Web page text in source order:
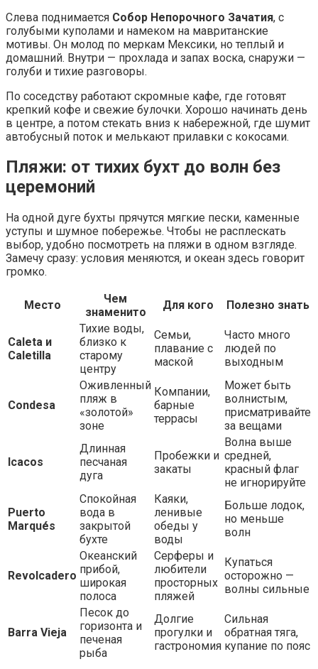
Слева поднимается Собор Непорочного Зачатия, с
голубыми куполами и намеком на мавританские
мотивы. Он молод по меркам Мексики, но теплый и
домашний. Внутри — прохлада и запах воска, снаружи —
голуби и тихие разговоры.
По соседству работают скромные кафе, где готовят
крепкий кофе и свежие булочки. Хорошо начинать день
в центре, а потом стекать вниз к набережной, где шумит
автобусный поток и мелькают прилавки с кокосами.
Пляжи: от тихих бухт до волн без
церемоний
На одной дуге бухты прячутся мягкие пески, каменные
уступы и шумное побережье. Чтобы не расплескать
выбор, удобно посмотреть на пляжи в одном взгляде.
Замечу сразу: условия меняются, и океан здесь говорит
громко.
Место
Чем
знаменито
Для кого Полезно знать
Caleta и
Caletilla
Тихие воды,
близко к
старому
центру
Семьи,
плавание с
маской
Часто много
людей по
выходным
Condesa
Оживленный
пляж в
«золотой»
зоне
Компании,
барные
террасы
Может быть
волнистым,
присматривайте
за вещами
Icacos
Длинная
песчаная
дуга
Пробежки и
закаты
Волна выше
средней,
красный флаг
не игнорируйте
Puerto
Marqués
Спокойная
вода в
закрытой
бухте
Каяки,
ленивые
обеды у
воды
Больше лодок,
но меньше
волн
Revolcadero
Океанский
прибой,
широкая
полоса
Серферы и
любители
просторных
пляжей
Купаться
осторожно —
волны сильные
Barra Vieja
Песок до
горизонта и
печеная
рыба
Долгие
прогулки и
гастрономия
Сильная
обратная тяга,
купание по пояс